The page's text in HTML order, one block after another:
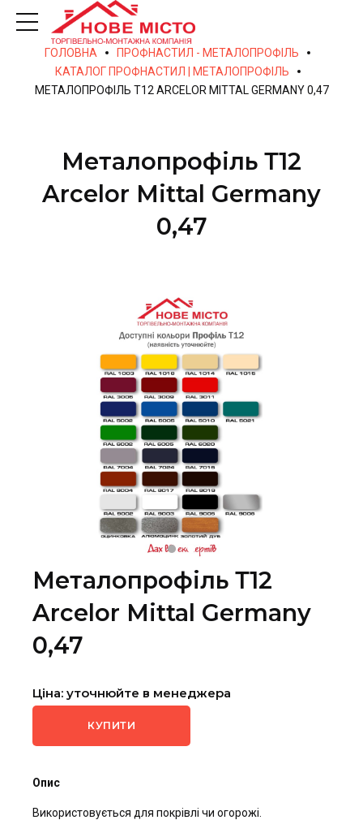
ГОЛОВНА
ПРОФНАСТИЛ - МЕТАЛОПРОФІЛЬ
КАТАЛОГ ПРОФНАСТИЛ | МЕТАЛОПРОФІЛЬ
МЕТАЛОПРОФІЛЬ Т12 ARCELOR MITTAL GERMANY 0,47
Металопрофіль Т12
Arcelor Mittal Germany
0,47
Металопрофіль Т12
Arcelor Mittal Germany
0,47
Ціна: уточнюйте в менеджера
КУПИТИ
Опис
Використовується для покрівлі чи огорожі.